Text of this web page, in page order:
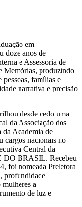
em
doze anos de
e Assessoria de
Memórias, produzindo
famílias e
narrativa e precisão
desde cedo uma
da Associação dos
da Academia de
cargos nacionais no
Central da
DO BRASIL. Recebeu
foi nomeada Preletora
profundidade
a
de luz e